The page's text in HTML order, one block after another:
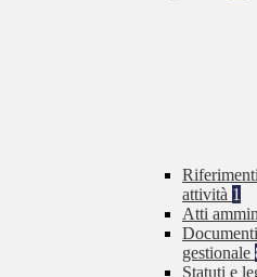
attività 1
Atti
gestionale
Statuti e